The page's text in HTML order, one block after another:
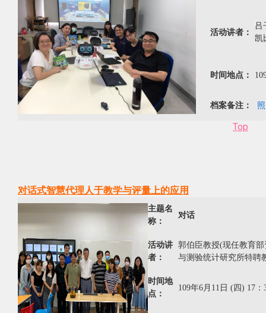
活动讲者：
吕
凯
时间地点：
档案备注：
Top
对话式智慧代理人于教学与评量上的应用
主题名
称：
对话
活动讲
者：
郭伯臣教授(现任教育
与测验统计研究所特聘
时间地
点：
109年6月11日 (四) 17：